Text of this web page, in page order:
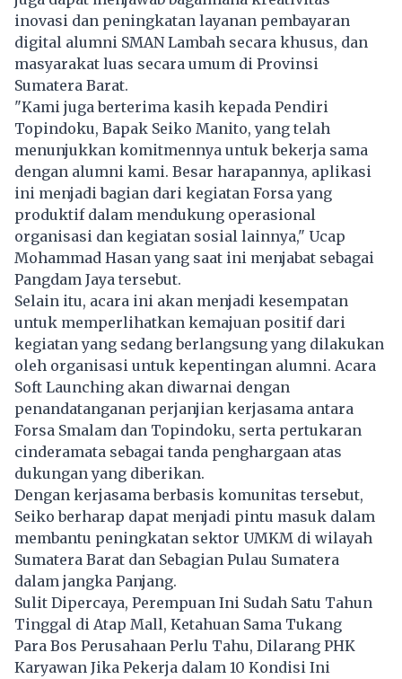
inovasi dan peningkatan layanan pembayaran
digital alumni SMAN Lambah secara khusus, dan
masyarakat luas secara umum di Provinsi
Sumatera Barat.
"Kami juga berterima kasih kepada Pendiri
Topindoku, Bapak Seiko Manito, yang telah
menunjukkan komitmennya untuk bekerja sama
dengan alumni kami. Besar harapannya, aplikasi
ini menjadi bagian dari kegiatan Forsa yang
produktif dalam mendukung operasional
organisasi dan kegiatan sosial lainnya," Ucap
Mohammad Hasan yang saat ini menjabat sebagai
Pangdam Jaya tersebut.
Selain itu, acara ini akan menjadi kesempatan
untuk memperlihatkan kemajuan positif dari
kegiatan yang sedang berlangsung yang dilakukan
oleh organisasi untuk kepentingan alumni. Acara
Soft Launching akan diwarnai dengan
penandatanganan perjanjian kerjasama antara
Forsa Smalam dan Topindoku, serta pertukaran
cinderamata sebagai tanda penghargaan atas
dukungan yang diberikan.
Dengan kerjasama berbasis komunitas tersebut,
Seiko berharap dapat menjadi pintu masuk dalam
membantu peningkatan sektor UMKM di wilayah
Sumatera Barat dan Sebagian Pulau Sumatera
dalam jangka Panjang.
Sulit Dipercaya, Perempuan Ini Sudah Satu Tahun
Tinggal di Atap Mall, Ketahuan Sama Tukang
Para Bos Perusahaan Perlu Tahu, Dilarang PHK
Karyawan Jika Pekerja dalam 10 Kondisi Ini